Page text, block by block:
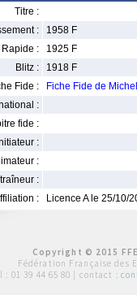
Titre :
:
1958 F
Rapide :
1925 F
Blitz :
1918 F
Fide :
Fiche Fide de
:
fide :
:
:
:
:
Licence A le 25/10/
Copyright © 2015
Fédération Française des
: 01 39 44 65 80 | contact :